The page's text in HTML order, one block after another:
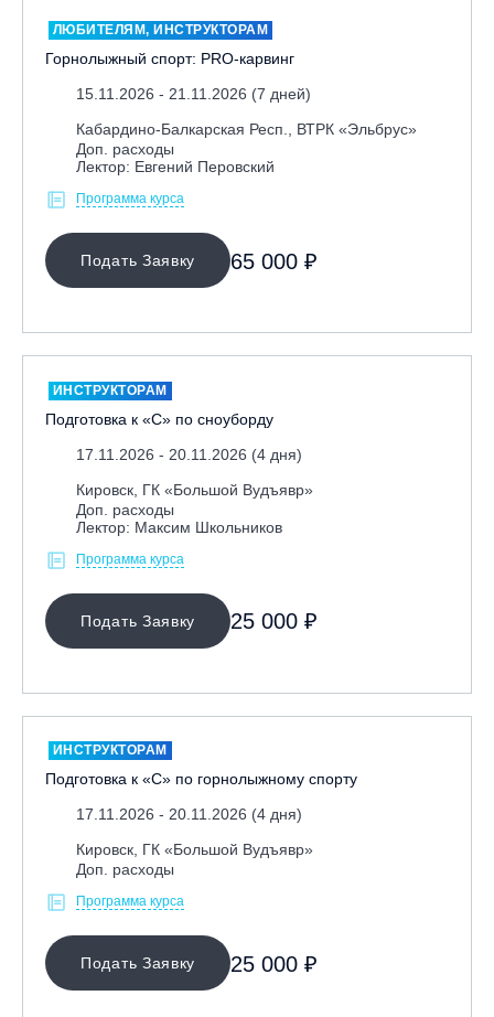
ЛЮБИТЕЛЯМ, ИНСТРУКТОРАМ
Горнолыжный спорт: PRO-карвинг
15.11.2026 - 21.11.2026 (7 дней)
Кабардино-Балкарская Респ., ВТРК «Эльбрус»
Доп. расходы
Лектор: Евгений Перовский
Программа курса
Подать Заявку 65 000 ₽
ИНСТРУКТОРАМ
Подготовка к «С» по сноуборду
17.11.2026 - 20.11.2026 (4 дня)
Кировск, ГК «Большой Вудъявр»
Доп. расходы
Лектор: Максим Школьников
Программа курса
Подать Заявку 25 000 ₽
ИНСТРУКТОРАМ
Подготовка к «С» по горнолыжному спорту
17.11.2026 - 20.11.2026 (4 дня)
Кировск, ГК «Большой Вудъявр»
Доп. расходы
Программа курса
Подать Заявку 25 000 ₽